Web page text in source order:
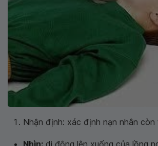
Nhận định: xác định nạn nhân còn